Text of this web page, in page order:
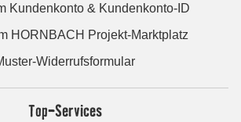
Kundenkonto & Kundenkonto-ID
HORNBACH Projekt-Marktplatz
Widerrufsformular
Top-Services